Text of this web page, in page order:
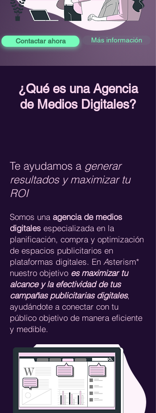
Contactar ahora Más información
¿Qué es una Agencia
de Medios Digitales?
Te ayudamos a generar
resultados y maximizar tu
ROI
Somos una agencia de medios
digitales especializada en la
planificación, compra y optimización
de espacios publicitarios en
plataformas digitales. En Asterism*
nuestro objetivo es maximizar tu
alcance y la efectividad de tus
campañas publicitarias digitales,
ayudándote a conectar con tu
público objetivo de manera eficiente
y medible.